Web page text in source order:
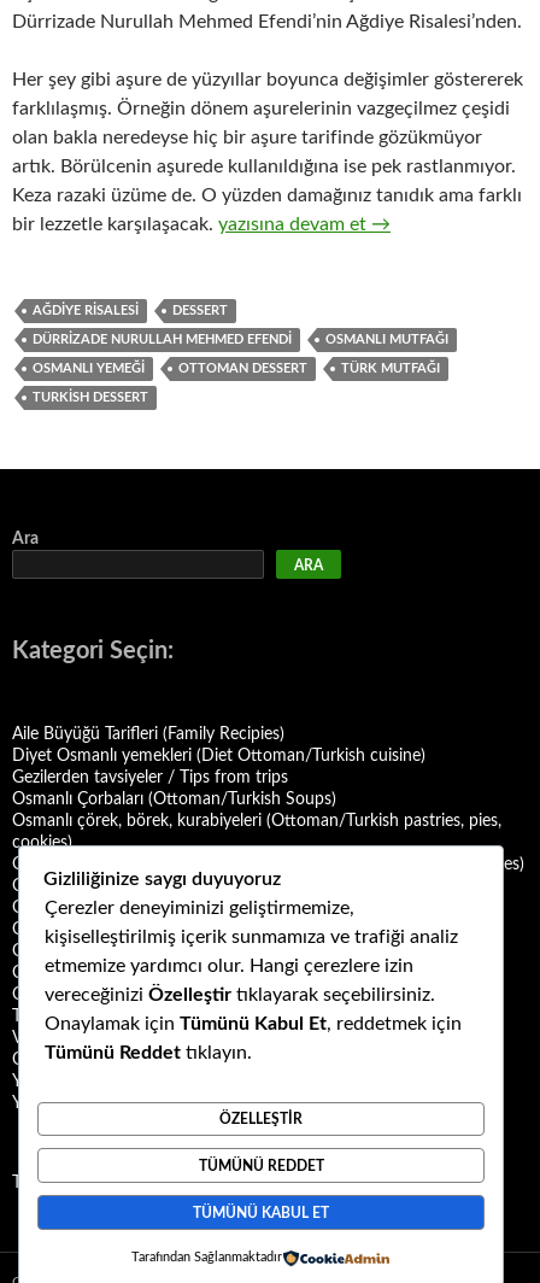
Dürrizade Nurullah Mehmed Efendi’nin Ağdiye Risalesi’nden.
Her şey gibi aşure de yüzyıllar boyunca değişimler göstererek
farklılaşmış. Örneğin dönem aşurelerinin vazgeçilmez çeşidi
olan bakla neredeyse hiç bir aşure tarifinde gözükmüyor
artık. Börülcenin aşurede kullanıldığına ise pek rastlanmıyor.
Keza razaki üzüme de. O yüzden damağınız tanıdık ama farklı
bir lezzetle karşılaşacak. AŞURE – OSMANLI AŞURESİ
yazısına devam et →
AĞDIYE RISALESI DESSERT
DÜRRIZADE NURULLAH MEHMED EFENDI OSMANLI MUTFAĞI
OSMANLI YEMEĞI OTTOMAN DESSERT TÜRK MUTFAĞI
TURKISH DESSERT
Ara
ARA
Kategori Seçin:
Aile Büyüğü Tarifleri (Family Recipies)
Diyet Osmanlı yemekleri (Diet Ottoman/Turkish cuisine)
Gezilerden tavsiyeler / Tips from trips
Osmanlı Çorbaları (Ottoman/Turkish Soups)
Osmanlı çörek, börek, kurabiyeleri (Ottoman/Turkish pastries, pies,
cookies)
Osmanlı Deniz Mahsulü Yemekleri (Ottoman/Turkish Seafood Dishes)
Osmanlı Halk Yemekleri (Ottoman/Turkish Folk Cuisine)
Osmanlı Mezeleri (Ottoman Mezes/Appetizers)
Osmanlı Saray Yemekleri (Ottoman/Turkish Palace Cuisine)
Osmanlı Şerbet ve Hoşafları (Ottoman/Turkish Sherbets and
Compotes)
Osmanlı Tatlıları (Ottoman/Turkish Desserts)
Türk Mutfağı Yemekleri (Turkish cuisine dishes)
Vegan ya da Vejetaryen Osmanlı Yemekleri (Vegan or Vegetarian
Ottoman/Turkish Dishes)
Yemek Kültürü (Food Culture)
Yemek ve Yemek Kültürü Kitapları
Tweets by Kuzubudu
Gizliliğinize saygı duyuyoruz
Çerezler deneyiminizi geliştirmemize,
kişiselleştirilmiş içerik sunmamıza ve trafiği analiz
etmemize yardımcı olur. Hangi çerezlere izin
vereceğinizi Özelleştir tıklayarak seçebilirsiniz.
Onaylamak için Tümünü Kabul Et, reddetmek için
Tümünü Reddet tıklayın.
ÖZELLEŞTIR
TÜMÜNÜ REDDET
TÜMÜNÜ KABUL ET
Tarafından Sağlanmaktadır